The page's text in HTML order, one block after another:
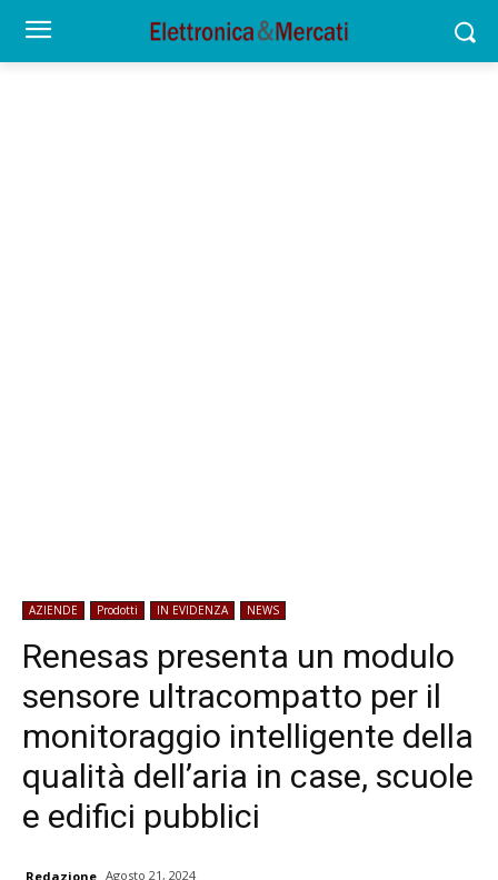
AZIENDE Prodotti IN EVIDENZA NEWS
Renesas presenta un modulo
sensore ultracompatto per il
monitoraggio intelligente della
qualità dell’aria in case, scuole
e edifici pubblici
Redazione Agosto 21, 2024